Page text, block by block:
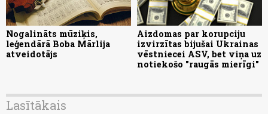
Nogalināts mūziķis,
leģendārā Boba Mārlija
atveidotājs
Aizdomas par korupciju
izvirzītas bijušai Ukrainas
vēstniecei ASV, bet viņa uz
notiekošo "raugās mierīgi"
Lasītākais